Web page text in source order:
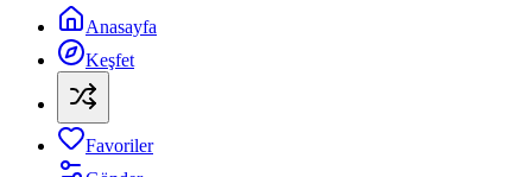
Anasayfa
Keşfet
Favoriler